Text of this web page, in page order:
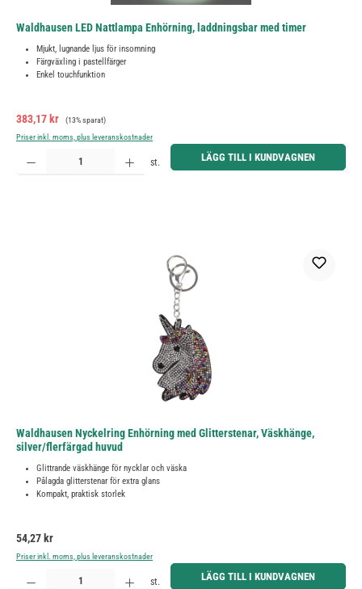
Waldhausen LED Nattlampa Enhörning, laddningsbar med timer
Mjukt, lugnande ljus för insomning
Färgväxling i pastellfärger
Enkel touchfunktion
Försäljningspris:
383,17 kr Ordinarie pris:
(13% sparat)
Priser inkl. moms, plus leveranskostnader
Produktkvantitet: Ange önskat belopp eller använd knapparna för att öka eller minska kvantiteten.
st. LÄGG TILL I KUNDVAGNEN
Waldhausen Nyckelring Enhörning med Glitterstenar, Väskhänge,
silver/flerfärgad huvud
Glittrande väskhänge för nycklar och väska
Pålagda glitterstenar för extra glans
Kompakt, praktisk storlek
Ordinarie pris:
54,27 kr
Priser inkl. moms, plus leveranskostnader
Produktkvantitet: Ange önskat belopp eller använd knapparna för att öka eller minska kvantiteten.
st. LÄGG TILL I KUNDVAGNEN